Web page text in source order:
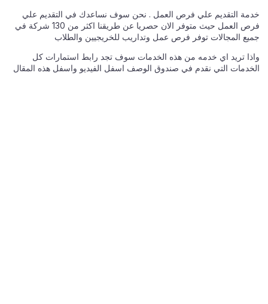
خدمة التقديم علي فرص العمل . نحن سوف نساعدك في التقديم علي
فرص العمل حيث متوفر الان حصريا عن طريقنا اكثر من 130 شركة في
جميع المجالات توفر فرص عمل وتداريب للخريجيين والطلاب
واذا تريد اي خدمه من هذه الخدمات سوف تجد رابط استمارات كل
الخدمات التي نقدم في صندوق الوصف اسفل الفيديو واسفل هذه المقال